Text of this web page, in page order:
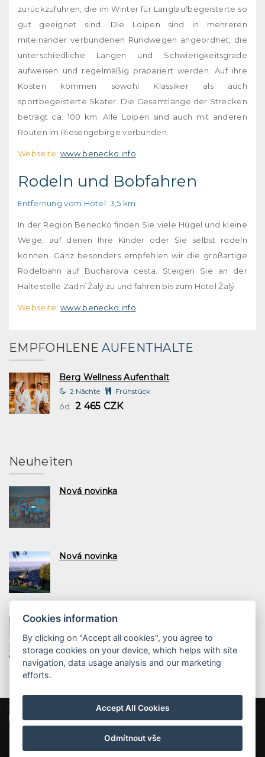
zurückzuführen, die im Winter für Langlaufbegeisterte so
gut geeignet sind. Die Loipen sind in mehreren
miteinander verbundenen Rundwegen angeordnet, die
unterschiedliche Längen und Schwierigkeitsgrade
aufweisen und regelmäßig präpariert werden. Auf ihre
Kosten kommen sowohl Klassiker als auch
sportbegeisterte Skater. Die Gesamtlänge der Strecken
beträgt ca. 100 km. Alle Loipen sind auch mit anderen
Routen im Riesengebirge verbunden.
Webseite:www.benecko.info
Rodeln und Bobfahren
Entfernung vom Hotel: 3,5 km
In der Region Benecko finden Sie viele Hügel und kleine
Wege, auf denen Ihre Kinder oder Sie selbst rodeln
können. Ganz besonders empfehlen wir die großartige
Rodelbahn auf Bucharova cesta. Steigen Sie an der
Haltestelle Zadní Žalý zu und fahren bis zum Hotel Žalý.
Webseite:www.benecko.info
EMPFOHLENEAUFENTHALTE
Berg Wellness Aufenthalt
2 Nächte Frühstück
ód 2 465 CZK
Neuheiten
Nová novinka
Nová novinka
Nová novinka
ProFamily Hotel TOP
Štěpanická Lhota 12, 514 01 Benecko
232000808
Cookies information
By clicking on "Accept all cookies", you agree to
storage cookies on your device, which helps with site
navigation, data usage analysis and our marketing
efforts.
Accept All Cookies
Odmítnout vše